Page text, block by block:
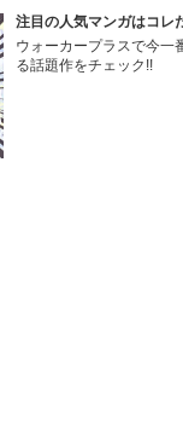
注目の人気マンガはコレ
ウォーカープラスで今一
る話題作をチェック!!